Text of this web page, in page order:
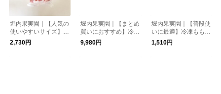
堀内果実園｜【人気の
使いやすいサイズ】冷
凍いちご(古都華) 500
2,730円
堀内果実園｜【まとめ
買いにおすすめ】冷凍
ブルーベリー 2kg
9,980円
堀内果実園｜【普段使
いに最適】冷凍もも 5
00g
1,510円